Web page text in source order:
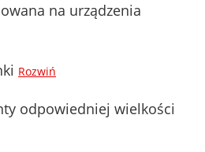
na urządzenia
Rozwiń
odpowiedniej wielkości